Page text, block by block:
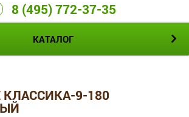
8 (495) 772-37-35
КАТАЛОГ
9-180